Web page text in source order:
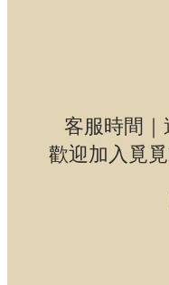
客服時間｜
歡迎加入覓